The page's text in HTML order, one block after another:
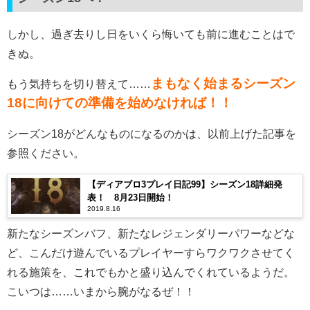
しかし、過ぎ去りし日をいくら悔いても前に進むことはで
きぬ。
もう気持ちを切り替えて……
まもなく始まるシーズン
18に向けての準備を始めなければ！！
シーズン18がどんなものになるのかは、以前上げた記事を
参照ください。
【ディアブロ3プレイ日記99】シーズン18詳細発
表！ 8月23日開始！
2019.8.16
新たなシーズンバフ、新たなレジェンダリーパワーなどな
ど、こんだけ遊んでいるプレイヤーすらワクワクさせてく
れる施策を、これでもかと盛り込んでくれているようだ。
こいつは……いまから腕がなるぜ！！